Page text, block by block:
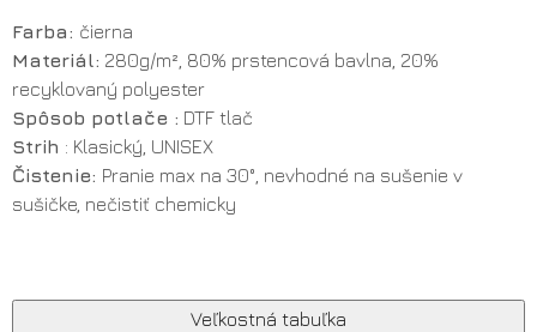
Farba: čierna
Materiál: 280g/m², 80% prstencová bavlna, 20%
recyklovaný polyester
Spôsob potlače : DTF tlač
Strih : Klasický, UNISEX
Čistenie: Pranie max na 30°, nevhodné na sušenie v
sušičke, nečistiť chemicky
Veľkostná tabuľka